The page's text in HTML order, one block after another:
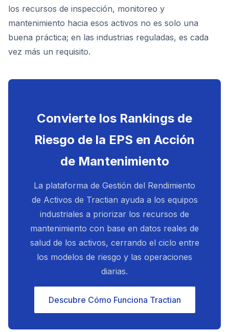
los recursos de inspección, monitoreo y
mantenimiento hacia esos activos no es solo una
buena práctica; en las industrias reguladas, es cada
vez más un requisito.
Convierte los Rankings de
Riesgo de la EPS en Acción
de Mantenimiento
La plataforma de Gestión del Rendimiento
de Activos de Tractian ayuda a los equipos
industriales a priorizar los recursos de
mantenimiento con base en datos reales de
salud de los activos, cerrando el ciclo entre
los modelos de riesgo y las operaciones
diarias.
Descubre Cómo Funciona Tractian